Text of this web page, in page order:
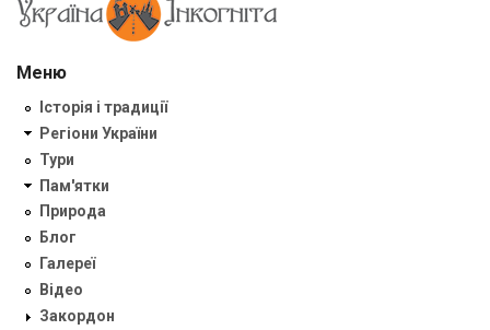
Меню
Історія і традиції
Регіони України
Тури
Пам'ятки
Природа
Блог
Галереї
Відео
Закордон